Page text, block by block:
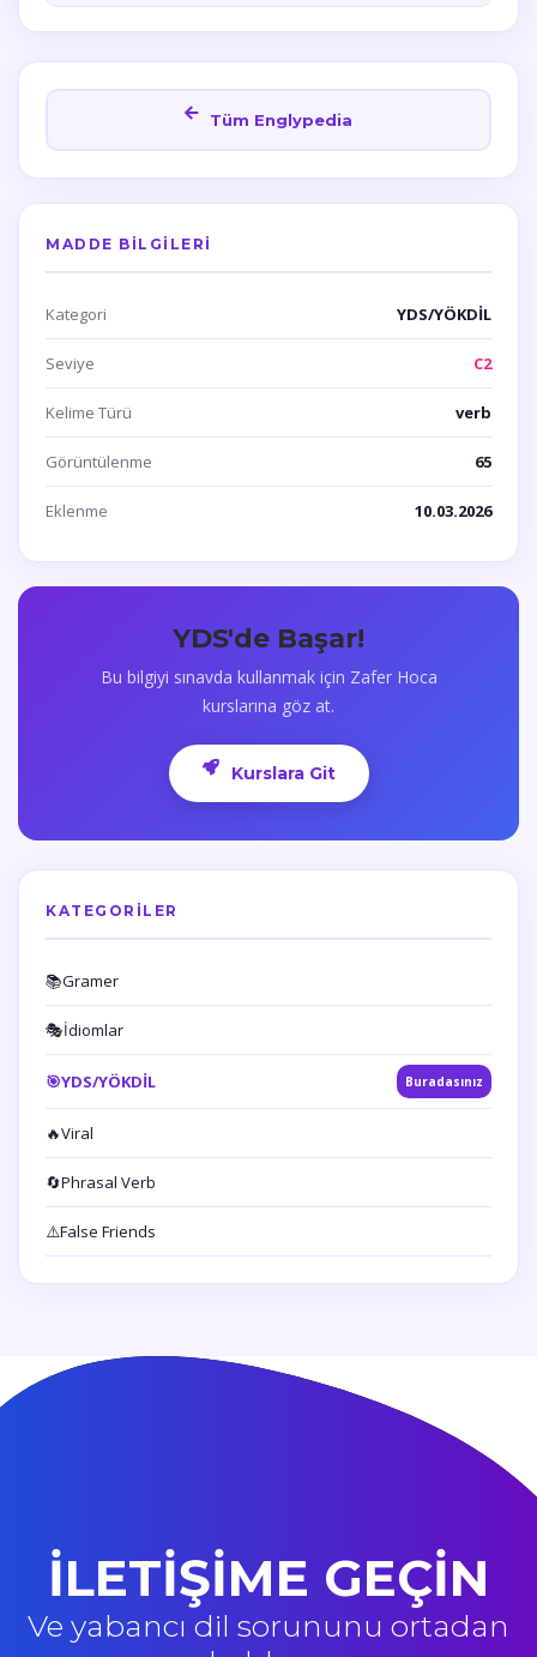
Tüm Englypedia
MADDE BILGILERI
Kategori YDS/YÖKDİL
Seviye C2
Kelime Türü verb
Görüntülenme 65
Eklenme 10.03.2026
YDS'de Başar!
Bu bilgiyi sınavda kullanmak için Zafer Hoca
kurslarına göz at.
Kurslara Git
KATEGORILER
📚Gramer
🎭İdiomlar
🎯YDS/YÖKDİL Buradasınız
🔥Viral
🔄Phrasal Verb
⚠️False Friends
İLETİŞİME GEÇİN
Ve yabancı dil sorununu ortadan